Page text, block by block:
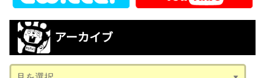
アーカイブ